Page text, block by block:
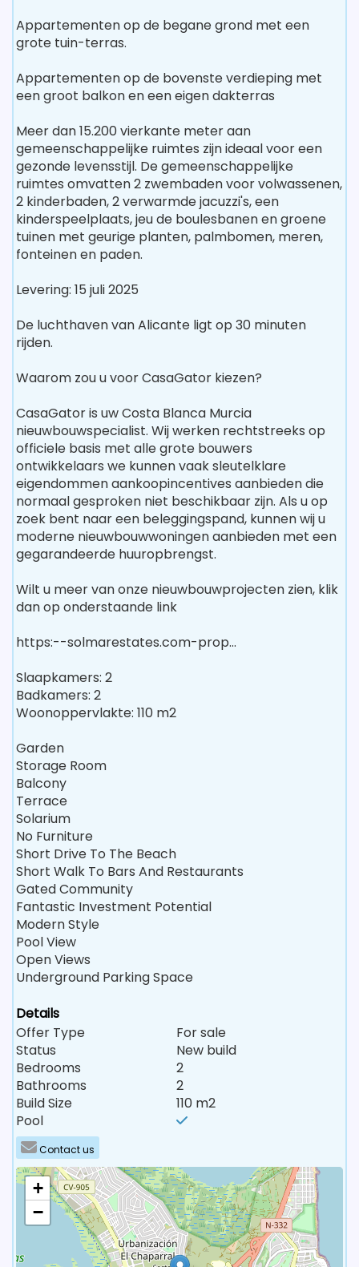
Appartementen op de begane grond met een
grote tuin-terras.
Appartementen op de bovenste verdieping met
een groot balkon en een eigen dakterras
Meer dan 15.200 vierkante meter aan
gemeenschappelijke ruimtes zijn ideaal voor een
gezonde levensstijl. De gemeenschappelijke
ruimtes omvatten 2 zwembaden voor volwassenen,
2 kinderbaden, 2 verwarmde jacuzzi's, een
kinderspeelplaats, jeu de boulesbanen en groene
tuinen met geurige planten, palmbomen, meren,
fonteinen en paden.
Levering: 15 juli 2025
De luchthaven van Alicante ligt op 30 minuten
rijden.
Waarom zou u voor CasaGator kiezen?
CasaGator is uw Costa Blanca Murcia
nieuwbouwspecialist. Wij werken rechtstreeks op
officiele basis met alle grote bouwers
ontwikkelaars we kunnen vaak sleutelklare
eigendommen aankoopincentives aanbieden die
normaal gesproken niet beschikbaar zijn. Als u op
zoek bent naar een beleggingspand, kunnen wij u
moderne nieuwbouwwoningen aanbieden met een
gegarandeerde huuropbrengst.
Wilt u meer van onze nieuwbouwprojecten zien, klik
dan op onderstaande link
https:--solmarestates.com-prop...
Slaapkamers: 2
Badkamers: 2
Woonoppervlakte: 110 m2
Garden
Storage Room
Balcony
Terrace
Solarium
No Furniture
Short Drive To The Beach
Short Walk To Bars And Restaurants
Gated Community
Fantastic Investment Potential
Modern Style
Pool View
Open Views
Underground Parking Space
Details
Offer Type
For sale
Status
New build
Bedrooms
2
Bathrooms
2
Build Size
110 m2
Pool
Contact us
+
−